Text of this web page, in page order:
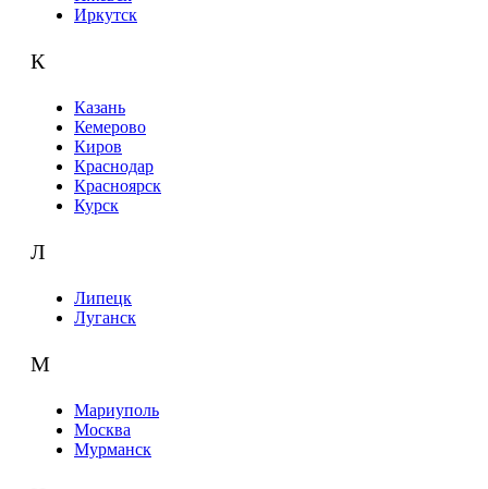
Иркутск
К
Казань
Кемерово
Киров
Краснодар
Красноярск
Курск
Л
Липецк
Луганск
М
Мариуполь
Москва
Мурманск